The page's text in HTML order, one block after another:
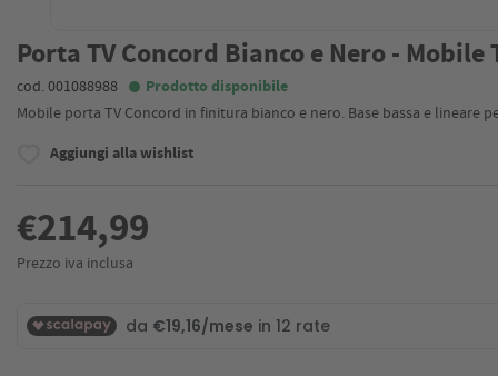
Porta TV Concord Bianco e Nero -
cod. 001088988 Prodotto disponibile
Mobile porta TV Concord in finitura bianco e nero. Base bassa e
Aggiungi alla wishlist
€214,99
Prezzo iva inclusa